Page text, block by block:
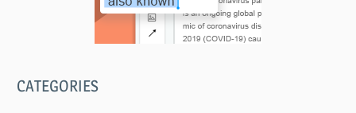
CATEGORIES